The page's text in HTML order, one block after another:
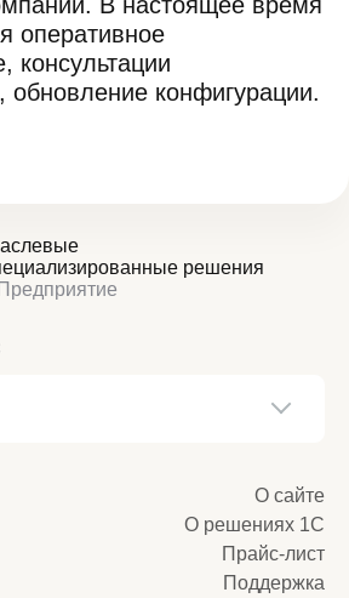
оперативное
консультации
обновление конфигурации.
решения
О сайте
О решениях 1С
Прайс-лист
Поддержка